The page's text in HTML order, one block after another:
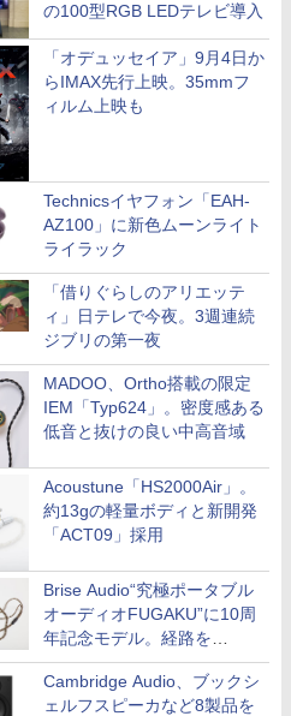
の100型RGB LEDテレビ導入
「オデュッセイア」9月4日か
らIMAX先行上映。35mmフ
ィルム上映も
Technicsイヤフォン「EAH-
AZ100」に新色ムーンライト
ライラック
「借りぐらしのアリエッテ
ィ」日テレで今夜。3週連続
ジブリの第一夜
MADOO、Ortho搭載の限定
IEM「Typ624」。密度感ある
低音と抜けの良い中高音域
Acoustune「HS2000Air」。
約13gの軽量ボディと新開発
「ACT09」採用
Brise Audio“究極ポータブル
オーディオFUGAKU”に10周
年記念モデル。経路を
NISHIKIで統一。400万円
Cambridge Audio、ブックシ
ェルフスピーカなど8製品を